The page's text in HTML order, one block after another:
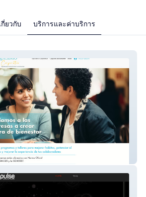
กี่ยวกับ บริการและค่าบริการ